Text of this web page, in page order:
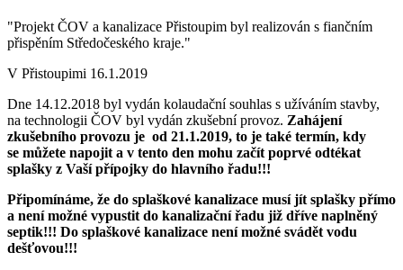
"Projekt ČOV a kanalizace Přistoupim byl realizován s fiančním
přispěním Středočeského kraje."
V Přistoupimi 16.1.2019
Dne 14.12.2018 byl vydán kolaudační souhlas s užíváním stavby,
na technologii ČOV byl vydán zkušební provoz. Zahájení
zkušebního provozu je od 21.1.2019, to je také termín, kdy
se můžete napojit a v tento den mohu začít poprvé odtékat
splašky z Vaší přípojky do hlavního řadu!!!
Připomínáme, že do splaškové kanalizace musí jít splašky přímo
a není možné vypustit do kanalizační řadu již dříve naplněný
septik!!! Do splaškové kanalizace není možné svádět vodu
dešťovou!!!